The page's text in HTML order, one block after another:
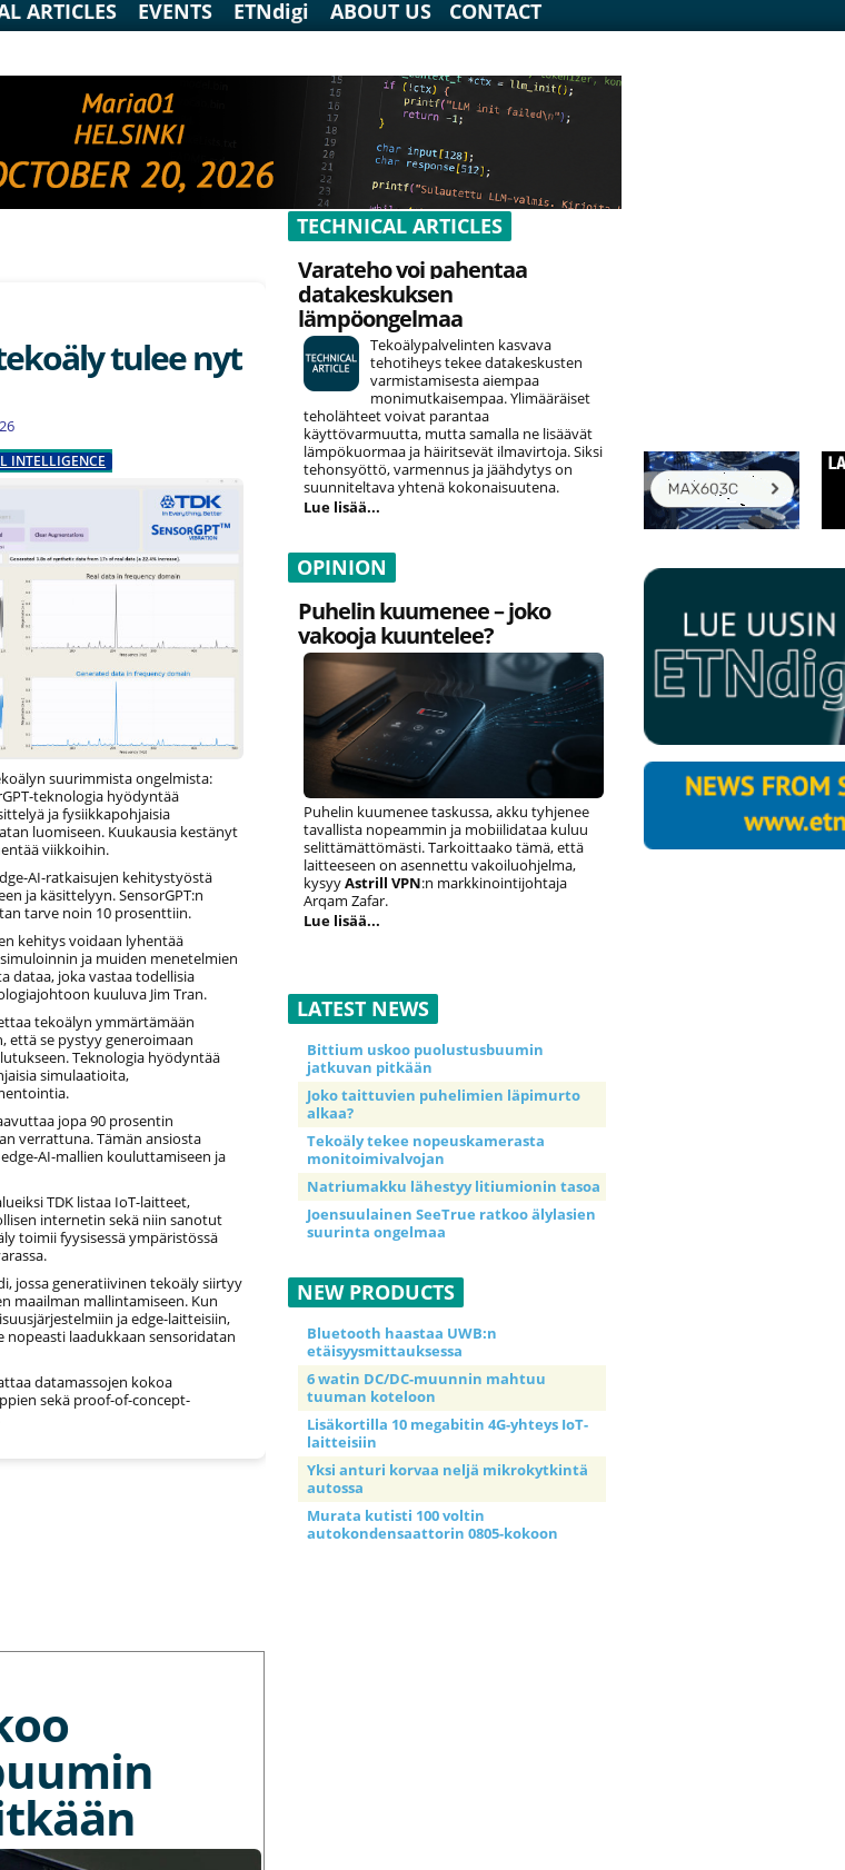
ARTICLES EVENTS ETNdigi ABOUT US CONTACT
tulee nyt
INTELLIGENCE
suurimmista ongelmista:
teknologia hyödyntää
ja fysiikkapohjaisia
luomiseen. Kuukausia kestänyt
viikkoihin.
AI-ratkaisujen kehitystyöstä
ja käsittelyyn. SensorGPT:n
tarve noin 10 prosenttiin.
kehitys voidaan lyhentää
ja muiden menetelmien
dataa, joka vastaa todellisia
kuuluva Jim Tran.
tekoälyn ymmärtämään
että se pystyy generoimaan
Teknologia hyödyntää
simulaatioita,
jopa 90 prosentin
verrattuna. Tämän ansiosta
AI-mallien kouluttamiseen ja
TDK listaa IoT-laitteet,
internetin sekä niin sanotut
toimii fyysisessä ympäristössä
jossa generatiivinen tekoäly siirtyy
maailman mallintamiseen. Kun
ja edge-laitteisiin,
laadukkaan sensoridatan
datamassojen kokoa
sekä proof-of-concept-
TECHNICAL ARTICLES
Varateho voi pahentaa
datakeskuksen
lämpöongelmaa
Tekoälypalvelinten kasvava
tehotiheys tekee datakeskusten
varmistamisesta aiempaa
monimutkaisempaa. Ylimääräiset
teholähteet voivat parantaa
käyttövarmuutta, mutta samalla ne lisäävät
lämpökuormaa ja häiritsevät ilmavirtoja. Siksi
tehonsyöttö, varmennus ja jäähdytys on
suunniteltava yhtenä kokonaisuutena.
Lue lisää...
OPINION
Puhelin kuumenee – joko
vakooja kuuntelee?
Puhelin kuumenee taskussa, akku tyhjenee
tavallista nopeammin ja mobiilidataa kuluu
selittämättömästi. Tarkoittaako tämä, että
laitteeseen on asennettu vakoiluohjelma,
kysyyAstrill VPN:n markkinointijohtaja
Arqam Zafar.
Lue lisää...
LATEST NEWS
Bittium uskoo puolustusbuumin
jatkuvan pitkään
Joko taittuvien puhelimien läpimurto
alkaa?
Tekoäly tekee nopeuskamerasta
monitoimivalvojan
Natriumakku lähestyy litiumionin tasoa
Joensuulainen SeeTrue ratkoo älylasien
suurinta ongelmaa
NEW PRODUCTS
Bluetooth haastaa UWB:n
etäisyysmittauksessa
6 watin DC/DC-muunnin mahtuu
tuuman koteloon
Lisäkortilla 10 megabitin 4G-yhteys IoT-
laitteisiin
Yksi anturi korvaa neljä mikrokytkintä
autossa
Murata kutisti 100 voltin
autokondensaattorin 0805-kokoon